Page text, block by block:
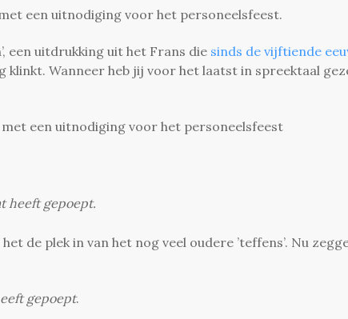
een uitnodiging voor het personeelsfeest.
een uitdrukking uit het Frans die sinds de vijftiende
klinkt. Wanneer heb jij voor het laatst in spreektaal
een uitnodiging voor het personeelsfeest
heeft gepoept.
de plek in van het nog veel oudere ’teffens’. Nu
gepoept.